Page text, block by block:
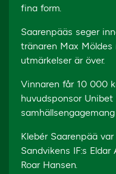
fina form.
Saarenpääs seger
tränaren Max
utmärkelser är över.
Vinnaren får 10 000
huvudsponsor
Klebér Saarenpää
Sandvikens IF:s
Roar Hansen.